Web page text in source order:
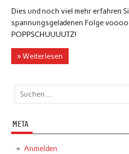
Dies und noch viel mehr erfahren
spannungsgeladenen Folge
POPPSCHUUUUTZ!
» Weiterlesen
META
Anmelden